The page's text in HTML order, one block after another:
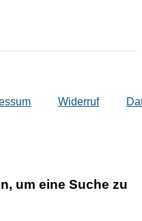
Widerruf
um eine Suche zu